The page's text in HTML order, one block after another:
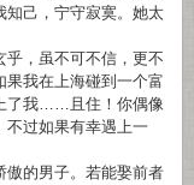
知己，宁守寂寞。她太
，虽不可不信，更不
果我在上海碰到一个富
了我……且住！你偶像
不过如果有幸遇上一
的男子。若能娶前者